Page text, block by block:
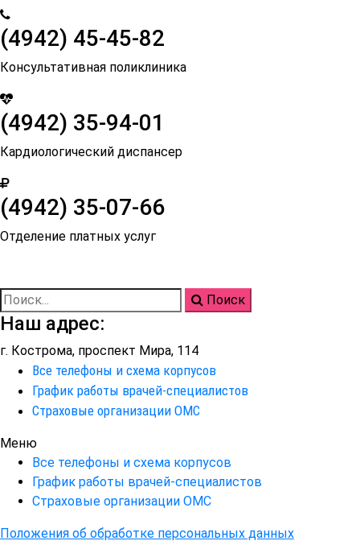
(4942) 45-45-82
Консультативная поликлиника
(4942) 35-94-01
Кардиологический диспансер
(4942) 35-07-66
Отделение платных услуг
Поиск
Наш адрес:
г. Кострома, проспект Мира, 114
Все телефоны и схема корпусов
График работы врачей-специалистов
Страховые организации ОМС
Меню
Все телефоны и схема корпусов
График работы врачей-специалистов
Страховые организации ОМС
Положения об обработке персональных данных